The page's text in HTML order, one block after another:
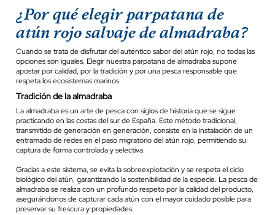
¿Por qué elegir parpatana de
atún rojo salvaje de almadraba?
Cuando se trata de disfrutar del auténtico sabor del atún rojo, no todas las
opciones son iguales. Elegir nuestra parpatana de almadraba supone
apostar por calidad, por la tradición y por una pesca responsable que
respeta los ecosistemas marinos.
Tradición de la almadraba
La almadraba es un arte de pesca con siglos de historia que se sigue
practicando en las costas del sur de España. Este método tradicional,
transmitido de generación en generación, consiste en la instalación de un
entramado de redes en el paso migratorio del atún rojo, permitiendo su
captura de forma controlada y selectiva.
Gracias a este sistema, se evita la sobreexplotación y se respeta el ciclo
biológico del atún, garantizando la sostenibilidad de la especie. La pesca de
almadraba se realiza con un profundo respeto por la calidad del producto,
asegurándonos de capturar cada atún con el mayor cuidado posible para
preservar su frescura y propiedades.